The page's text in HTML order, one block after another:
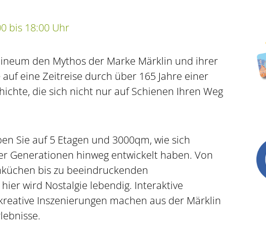
bis 18:00 Uhr
den Mythos der Marke Märklin und ihrer
auf eine Zeitreise durch über 165 Jahre einer
die sich nicht nur auf Schienen Ihren Weg
Sie auf 5 Etagen und 3000qm, wie sich
Generationen hinweg entwickelt haben. Von
bis zu beeindruckenden
wird Nostalgie lebendig. Interaktive
Inszenierungen machen aus der Märklin